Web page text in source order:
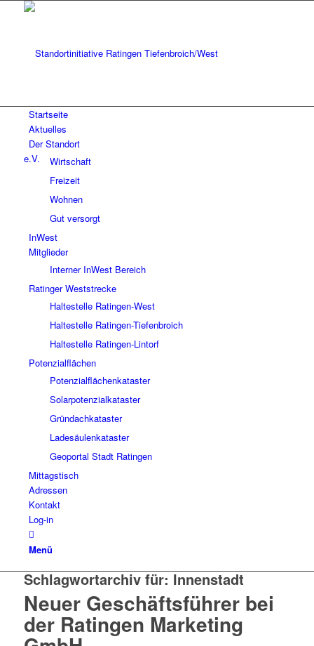
Startseite
Aktuelles
Der Standort
Wirtschaft
Freizeit
Wohnen
Gut versorgt
InWest
Mitglieder
Interner InWest Bereich
Ratinger Weststrecke
Haltestelle Ratingen-West
Haltestelle Ratingen-Tiefenbroich
Haltestelle Ratingen-Lintorf
Potenzialflächen
Potenzialflächenkataster
Solarpotenzialkataster
Gründachkataster
Ladesäulenkataster
Geoportal Stadt Ratingen
Mittagstisch
Adressen
Kontakt
Log-in
Menü
Schlagwortarchiv für: Innenstadt
Neuer Geschäftsführer bei
der Ratingen Marketing